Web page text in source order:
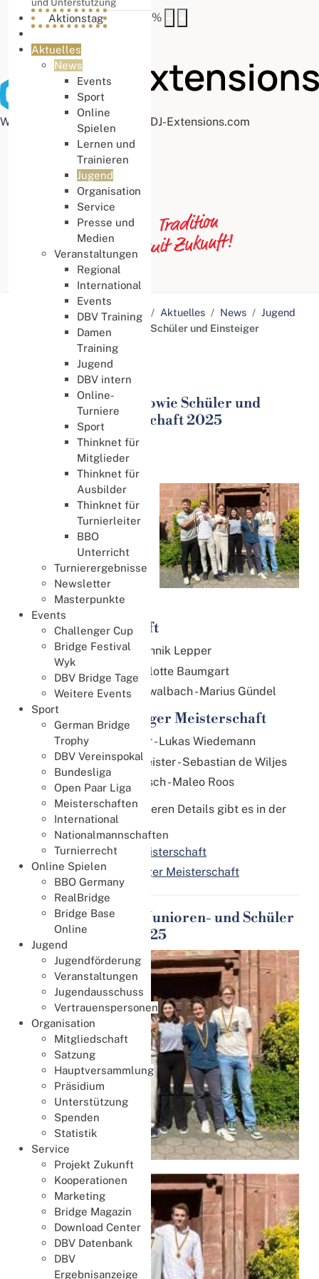
Buchstabenabstand
%
Web Accessibility plugin by DJ-Extensions.com
Aktionstag
Aktuelles
News
Events
Sport
Online
Spielen
Lernen und
Trainieren
Jugend
Organisation
Service
Presse und
Medien
Veranstaltungen
Regional
International
Events
DBV Training
Damen
Training
Jugend
DBV intern
Online-
Turniere
Sport
Thinknet für
Mitglieder
Thinknet für
Ausbilder
Thinknet für
Turnierleiter
BBO
Unterricht
Turnierergebnisse
Newsletter
Masterpunkte
Events
Challenger Cup
Bridge Festival
Wyk
DBV Bridge Tage
Weitere Events
Sport
German Bridge
Trophy
DBV Vereinspokal
Bundesliga
Open Paar Liga
Meisterschaften
International
Nationalmannschaften
Turnierrecht
Online Spielen
BBO Germany
RealBridge
Bridge Base
Online
Jugend
Jugendförderung
Veranstaltungen
Jugendausschuss
Vertrauenspersonen
Organisation
Mitgliedschaft
Satzung
Hauptversammlung
Präsidium
Unterstützung
Spenden
Statistik
Service
Projekt Zukunft
Kooperationen
Marketing
Bridge Magazin
Download Center
DBV Datenbank
DBV
Ergebnisanzeige
Aktuelle Seite: Startseite Aktuelles News
Jugend
Deutsche Jugend- sowie Schüler und Einsteiger
Meisterschaft 2025
Jugend
Deutsche Jugend- sowie Schüler und
Einsteiger Meisterschaft 2025
15. Mai 2025
Die Deutsche
Jugendmeisterschaft
um den Michael-
Seiffert-Pokal sowie die
Schüler und Einsteiger
Meisterschaft fand vom
9. bis 11. Mai 2025 auf
Burg Rieneck statt.
Jugendmeisterschaft
Gold:Ole Farwig - Jannik Lepper
Gold: Ece Aga - Charlotte Baumgart
Bronze:Kathrin Schwalbach - Marius Gündel
Schüler und Einsteiger Meisterschaft
Platz 1:Aaron Fetzer - Lukas Wiedemann
Platz 2:Lara Hoffmeister - Sebastian de Wiljes
Platz 3: Lennian Masch - Maleo Roos
Alle Ergebnisse und weiteren Details gibt es in der
DBV Ergebnisanzeige:
Deutsche Jugendmeisterschaft
Schüler und Einsteiger Meisterschaft
Galerie - Deutsche Junioren- und Schüler
Meisterschaften 2025